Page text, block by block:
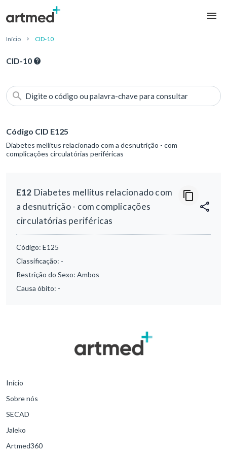
Início CID-10
CID-10
Digite o código ou palavra-chave para consultar
Código CID E125
Diabetes mellitus relacionado com a desnutrição - com
complicações circulatórias periféricas
E12 Diabetes mellitus relacionado com
a desnutrição - com complicações
circulatórias periféricas
Código: E125
Classificação: -
Restrição do Sexo: Ambos
Causa óbito: -
Início
Sobre nós
SECAD
Jaleko
Artmed360